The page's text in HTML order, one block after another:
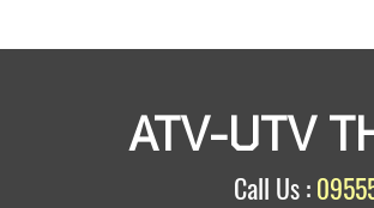
ATV-UTV
Call Us :